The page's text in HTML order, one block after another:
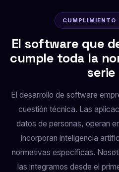
CUMPLIMIENTO
El software que
cumple toda la
serie
El desarrollo de software
cuestión técnica. Las
datos de personas, operan
incorporan inteligencia
normativas específicas.
las integramos desde el